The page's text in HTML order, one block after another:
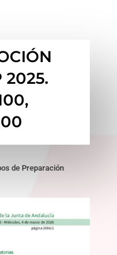
2025.
de Preparación